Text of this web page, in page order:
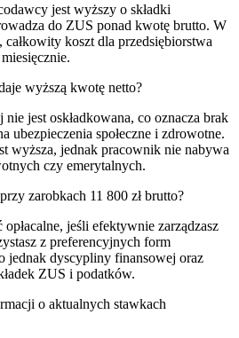
jest wyższy o składki
do ZUS ponad kwotę brutto. W
całkowity koszt dla przedsiębiorstwa
wyższą kwotę netto?
jest oskładkowana, co oznacza brak
ubezpieczenia społeczne i zdrowotne.
wyższa, jednak pracownik nie nabywa
czy emerytalnych.
zarobkach 11 800 zł brutto?
jeśli efektywnie zarządzasz
z preferencyjnych form
jednak dyscypliny finansowej oraz
ZUS i podatków.
o aktualnych stawkach